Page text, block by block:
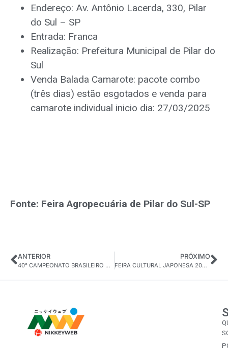
Endereço: Av. Antônio Lacerda, 330, Pilar
do Sul – SP
Entrada: Franca
Realização: Prefeitura Municipal de Pilar do
Sul
Venda Balada Camarote: pacote combo
(três dias) estão esgotados e venda para
camarote individual inicio dia: 27/03/2025
Fonte: Feira Agropecuária de Pilar do Sul-SP
ANTERIOR
40° CAMPEONATO BRASILEIRO DE KARAOKÊ a ser realizado no mês de julho em Arujá-SP
PRÓXIMO
FEIRA CULTURAL JAPONESA 2025 de Rondônia-RO